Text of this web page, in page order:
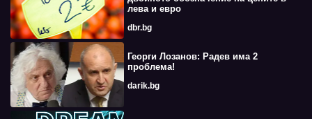
лева и евро
dbr.bg
Георги Лозанов: Радев има 2
проблема!
darik.bg